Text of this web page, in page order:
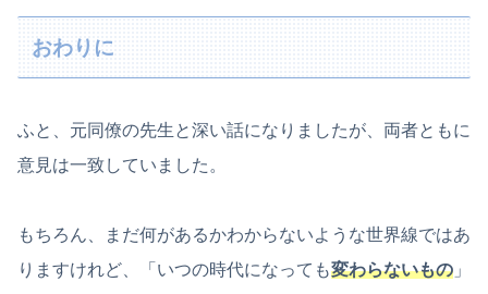
おわりに
ふと、元同僚の先生と深い話になりましたが、両者ともに
意見は一致していました。
もちろん、まだ何があるかわからないような世界線ではあ
りますけれど、「いつの時代になっても変わらないもの 」